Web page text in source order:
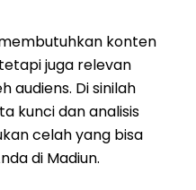
konten
juga relevan
audiens. Di sinilah
kunci dan analisis
celah yang bisa
di Madiun.